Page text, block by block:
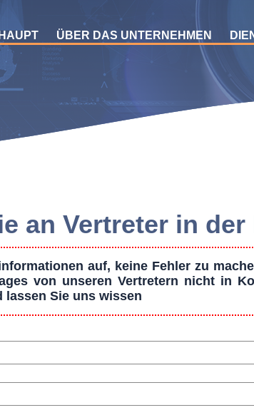
HAUPT ÜBER DAS UNTERNEHMEN
an Vertreter in der
auf, keine Fehler zu
von unseren Vertretern nicht in
lassen Sie uns wissen